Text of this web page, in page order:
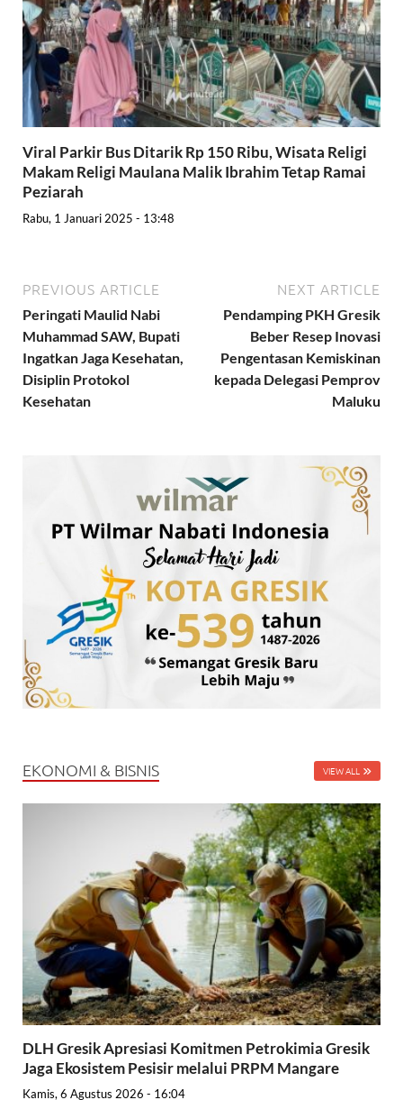
Viral Parkir Bus Ditarik Rp 150 Ribu, Wisata Religi
Makam Religi Maulana Malik Ibrahim Tetap Ramai
Peziarah
Rabu, 1 Januari 2025 - 13:48
PREVIOUS ARTICLE
Peringati Maulid Nabi
Muhammad SAW, Bupati
Ingatkan Jaga Kesehatan,
Disiplin Protokol
Kesehatan
NEXT ARTICLE
Pendamping PKH Gresik
Beber Resep Inovasi
Pengentasan Kemiskinan
kepada Delegasi Pemprov
Maluku
EKONOMI & BISNIS VIEW ALL
DLH Gresik Apresiasi Komitmen Petrokimia Gresik
Jaga Ekosistem Pesisir melalui PRPM Mangare
Kamis, 6 Agustus 2026 - 16:04